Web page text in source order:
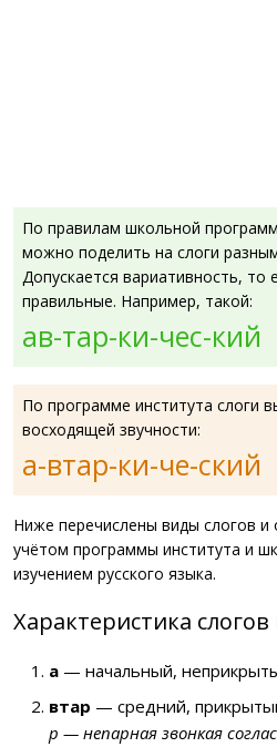
По правилам школьной
можно поделить на слоги
Допускается вариативность, то
правильные. Например, такой:
ав-тар-ки-чес-кий
По программе института слоги
восходящей звучности:
а-втар-ки-че-ский
Ниже перечислены виды слогов и
учётом программы института и
изучением русского языка.
Характеристика слогов
а — начальный,
втар — средний,
р — непарная звонкая